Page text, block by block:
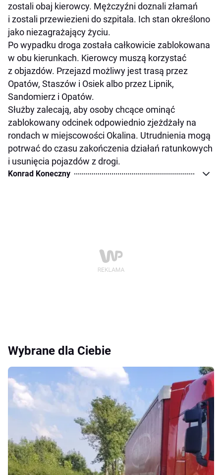
zostali obaj kierowcy. Mężczyźni doznali złamań
i zostali przewiezieni do szpitala. Ich stan określono
jako niezagrażający życiu.
Po wypadku droga została całkowicie zablokowana
w obu kierunkach. Kierowcy muszą korzystać
z objazdów. Przejazd możliwy jest trasą przez
Opatów, Staszów i Osiek albo przez Lipnik,
Sandomierz i Opatów.
Służby zalecają, aby osoby chcące ominąć
zablokowany odcinek odpowiednio zjeżdżały na
rondach w miejscowości Okalina. Utrudnienia mogą
potrwać do czasu zakończenia działań ratunkowych
i usunięcia pojazdów z drogi.
Konrad Koneczny
Wybrane dla Ciebie